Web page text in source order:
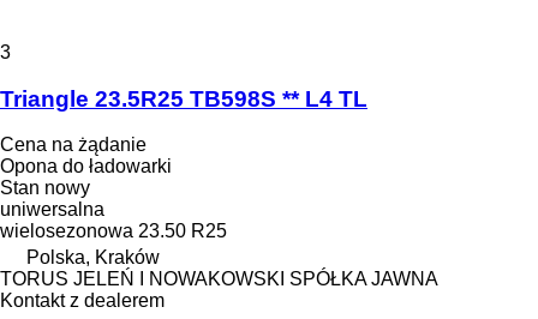
3
Triangle 23.5R25 TB598S ** L4 TL
Cena na żądanie
Opona do ładowarki
Stan nowy
uniwersalna
wielosezonowa 23.50 R25
Polska, Kraków
TORUS JELEŃ I NOWAKOWSKI SPÓŁKA JAWNA
Kontakt z dealerem